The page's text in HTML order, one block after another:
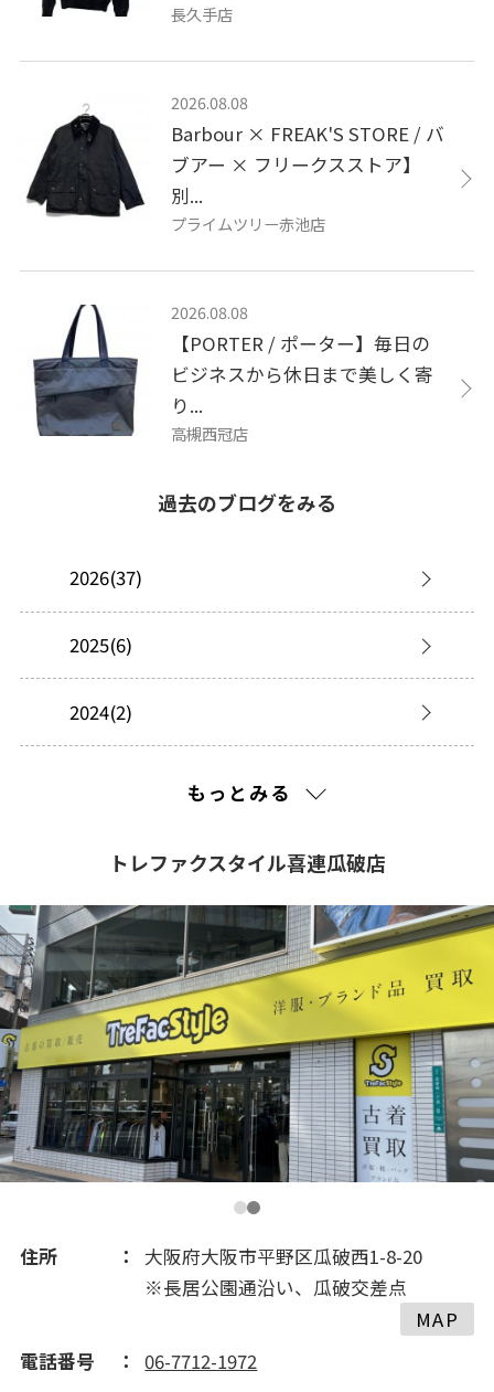
長久手店
2026.08.08
Barbour × FREAK'S STORE / バ
ブアー × フリークスストア】
別...
プライムツリー赤池店
2026.08.08
【PORTER / ポーター】毎日の
ビジネスから休日まで美しく寄
り...
高槻西冠店
過去のブログをみる
2026(37)
2025(6)
2024(2)
もっとみる
トレファクスタイル喜連瓜破店
住所
大阪府大阪市平野区瓜破西1-8-20
※長居公園通沿い、瓜破交差点
MAP
電話番号
06-7712-1972